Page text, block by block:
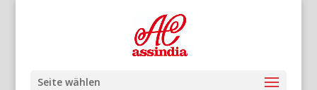
Seite wählen